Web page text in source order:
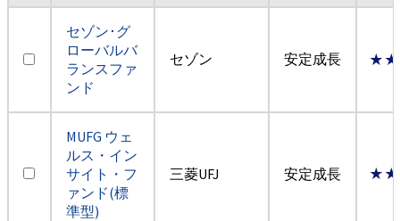
セゾン･グ
ローバルバ
ランスファ
ンド
セゾン 安定成長
MUFG ウェ
ルス・イン
サイト・フ
ァンド(標
準型)
三菱UFJ 安定成長